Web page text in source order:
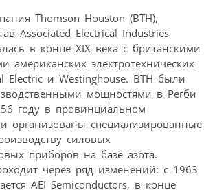
Thomson Houston (BTH),
Associated Electrical Industries
в конце XIX века с британскими
американских электротехнических
Electric и Westinghouse. BTH были
мощностями в Регби
году в провинциальном
организованы специализированные
силовых
приборов на базе азота.
через ряд изменений: с 1963
AEI Semiconductors, в конце